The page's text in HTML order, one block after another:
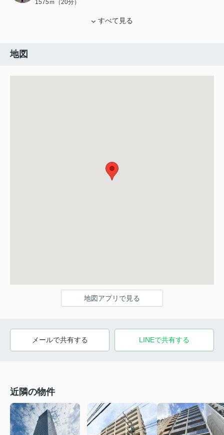
1575ｍ（20分）
すべて見る
地図
地図アプリで見る
メールで共有する LINEで共有する
近隣の物件